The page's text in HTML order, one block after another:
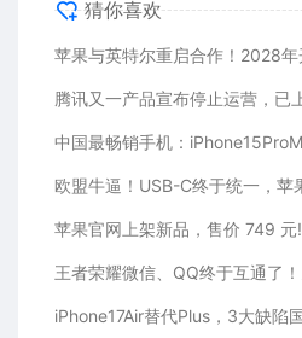
猜你喜欢
苹果官网上架新品，售价 749 元!